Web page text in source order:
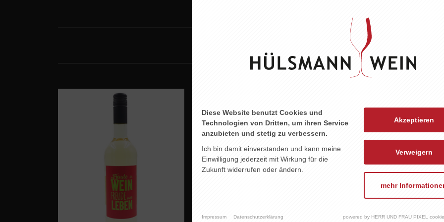
ZU DIESEM PRODUKT PASST ...
Diese Website benutzt Cookies und
Technologien von Dritten, um ihren Service
anzubieten und stetig zu verbessern.
Ich bin damit einverstanden und kann meine
Einwilligung jederzeit mit Wirkung für die
Zukunft widerrufen oder ändern.
Akzeptieren
Verweigern
mehr
Impressum Datenschutzerklärung powered by HERR UND FRAU PIXEL